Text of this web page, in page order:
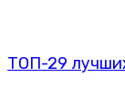
ТОП-29